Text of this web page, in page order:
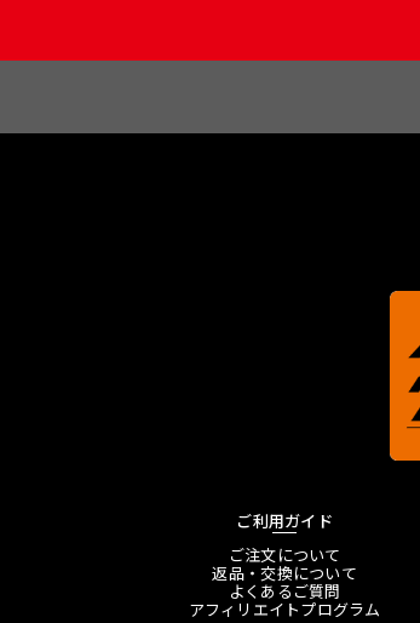
ご利用ガイド
ご注文について
返品・交換について
よくあるご質問
アフィリエイトプログラム